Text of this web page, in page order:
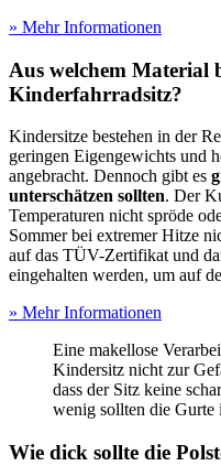
» Mehr Informationen
Aus welchem Material
Kinderfahrradsitz?
Kindersitze bestehen in der
geringen Eigengewichts und
angebracht. Dennoch gibt es
unterschätzen sollten. Der
Temperaturen nicht spröde
Sommer bei extremer Hitze
auf das TÜV-Zertifikat und
eingehalten werden, um auf
» Mehr Informationen
Eine makellose
Kindersitz nicht zur
dass der Sitz keine
wenig sollten die Gurte
Wie dick sollte die